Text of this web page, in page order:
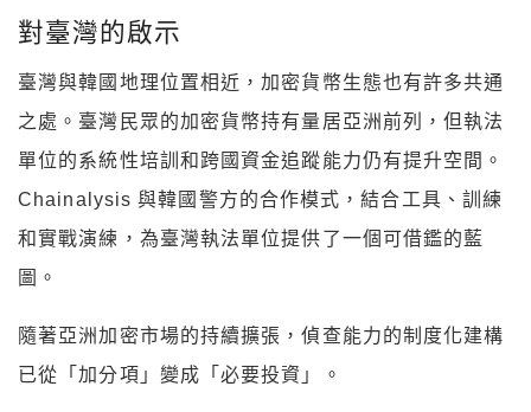
對臺灣的啟示
臺灣與韓國地理位置相近，加密貨幣生態也有許多共通
之處。臺灣民眾的加密貨幣持有量居亞洲前列，但執法
單位的系統性培訓和跨國資金追蹤能力仍有提升空間。
Chainalysis 與韓國警方的合作模式，結合工具、訓練
和實戰演練，為臺灣執法單位提供了一個可借鑑的藍
圖。
隨著亞洲加密市場的持續擴張，偵查能力的制度化建構
已從「加分項」變成「必要投資」。